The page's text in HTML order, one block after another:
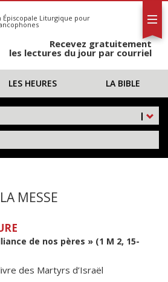
Épiscopale Liturgique pour
Recevez gratuitement
les lectures du jour par courriel
LES HEURES LA BIBLE
|
MESSE
de nos pères » (1 M 2, 15-
des Martyrs d’Israël